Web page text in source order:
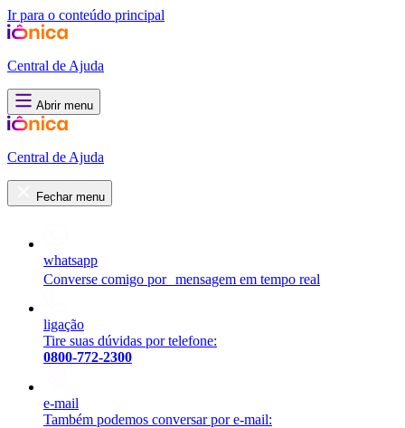
Ir para o conteúdo principal
Central de Ajuda
Abrir menu
Central de Ajuda
Fechar menu
whatsapp
Converse comigo por mensagem em tempo real
ligação
Tire suas dúvidas por telefone:
0800-772-2300
e-mail
Também podemos conversar por e-mail: